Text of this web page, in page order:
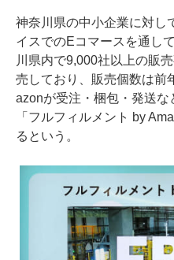
神奈川県の中小企業に対し
イスでのEコマースを通し
川県内で9,000社以上の販
売しており、販売個数は前
azonが受注・梱包・発送
「フルフィルメント by
るという。